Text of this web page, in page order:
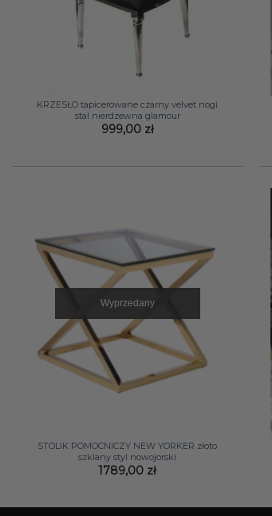
KRZESŁO tapicerowane czarny velvet nogi
stal nierdzewna glamour
999,00 zł
Wyprzedany
STOLIK POMOCNICZY NEW YORKER złoto
szklany styl nowojorski
1789,00 zł